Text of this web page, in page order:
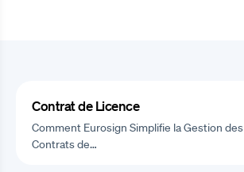
Contrat de Licence
Comment Eurosign Simplifie la Gestion des
Contrats de…